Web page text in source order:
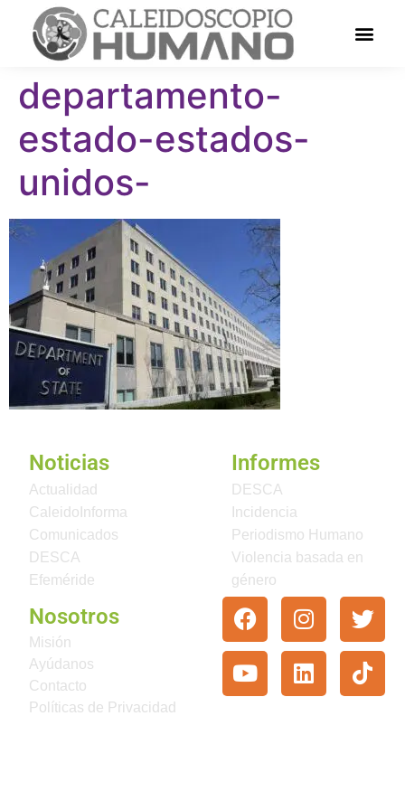
departamento-
estado-estados-
unidos-
Noticias
Actualidad
CaleidoInforma
Comunicados
DESCA
Efeméride
Informes
DESCA
Incidencia
Periodismo Humano
Violencia basada en
género
Nosotros
Misión
Ayúdanos
Contacto
Políticas de Privacidad